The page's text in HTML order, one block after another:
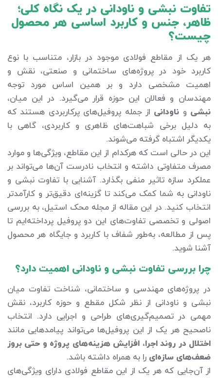
تفاوت نبشی و ناودانی در یک نگاه کلی؛
ظاهر، جنس و کاربرد اساسی هر محصول
چیست؟
هر یک از مقاطع فولادی موجود در بازار، متناسب با نوع
کاربرد خود در پروژه‌های ساختمانی و صنعتی، نقش و
اهمیت مشخصی دارد و بر همین اساس مورد توجه
مهندسان و فعالان این حوزه قرار می‌گیرد. در این میان،
نبشی و ناودانی از جمله پروفیل‌های پرکاربردی هستند که
به دلیل برخی شباهت‌های ظاهری و کاربردی، گاهی با
یکدیگر اشتباه گرفته می‌شوند.
این در حالی است که هرکدام از این مقاطع، ویژگی‌ها و موارد
مصرف متفاوتی داشته و انتخاب نادرست آن‌ها می‌تواند بر
عملکرد سازه تاثیر منفی بگذارد. آشنایی با تفاوت نبشی و
ناودانی به شما کمک می‌کند تا گزینه‌ای دقیق‌تر و کارآمدتر
انتخاب کنید. در این مقاله از مجله محک استیل، به بررسی
اصولی و تخصصی تفاوت‌های این دو پروفیل پرداخته‌ایم تا
پس از مطالعه، به‌طور شفاف با کاربرد و جایگاه هر محصول
آشنا شوید.
چرا بررسی تفاوت نبشی و ناودانی اهمیت دارد؟
در پروژه‌های مهندسی و ساختمانی، شناخت تفاوت میان
نبشی و ناودانی از نظر شکل مقطع و حوزه کاربرد، نقش
مهمی در تصمیم‌گیری‌های طراحی و اجرایی دارد. انتخاب
ناصحیح هر یک از این پروفیل‌ها می‌تواند پیامدهایی مانند
اختلال در روند اجرا، افزایش هزینه‌های پروژه و حتی بروز
ضعف‌های سازه‌ای را به همراه داشته باشد.
از آن‌جایی که هر یک از این مقاطع فولادی دارای ویژگی‌های